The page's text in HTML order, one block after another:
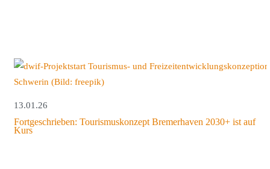
13.01.26
Fortgeschrieben: Tourismuskonzept Bremerhaven 2030+ ist auf
Kurs